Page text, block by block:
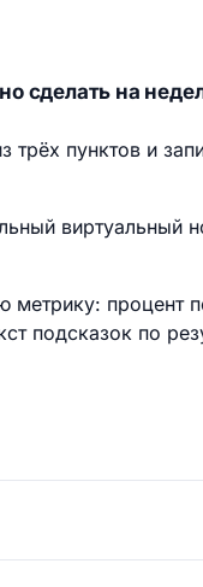
сделать на
трёх пунктов и
виртуальный
метрику:
подсказок по